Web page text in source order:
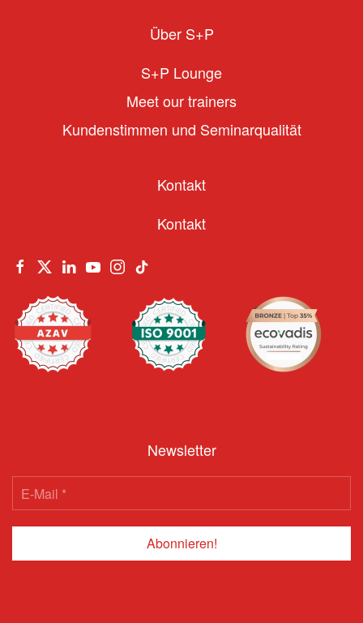
Über S+P
S+P Lounge
Meet our trainers
Kundenstimmen und Seminarqualität
Kontakt
Kontakt
Newsletter